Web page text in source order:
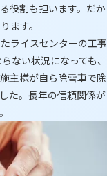
役割も担います。だか
ます。
ライスセンターの工事
ない状況になっても、
主様が自ら除雪車で除
た。長年の信頼関係が